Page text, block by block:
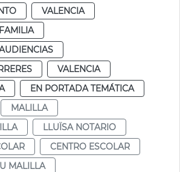
VALENCIA
VALENCIA
EN PORTADA TEMÁTICA
MALILLA
LLUÏSA NOTARIO
CENTRO ESCOLAR
MALILLA